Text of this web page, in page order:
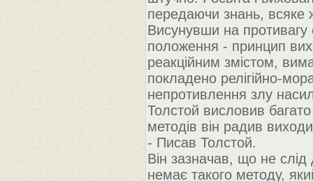
передаючи знань, всяке
Висунувши на
положення - принцип
реакційним змістом,
покладено релігійно-
непротивлення злу
Толстой висловив
методів він радив
- Писав Толстой.
Він зазначав, що не
немає такого методу,